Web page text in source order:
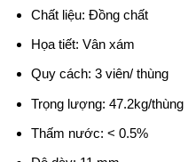
Chất liệu: Đồng chất
Họa tiết: Vân xám
Quy cách: 3 viên/ thùng
Trọng lượng: 47.2kg/thùng
Thấm nước: < 0.5%